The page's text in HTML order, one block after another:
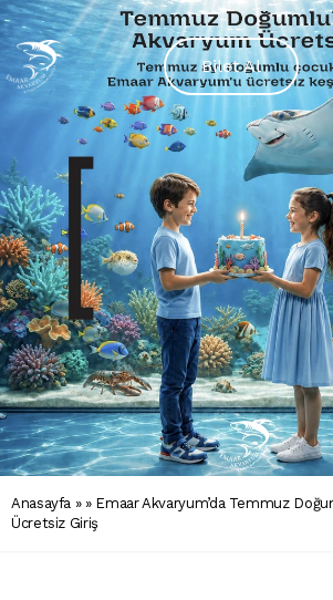
Bilet Al
Anasayfa » » Emaar Akvaryum’da Temmuz
Ücretsiz Giriş